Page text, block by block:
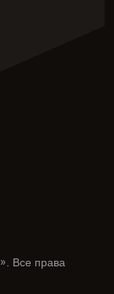
Все права